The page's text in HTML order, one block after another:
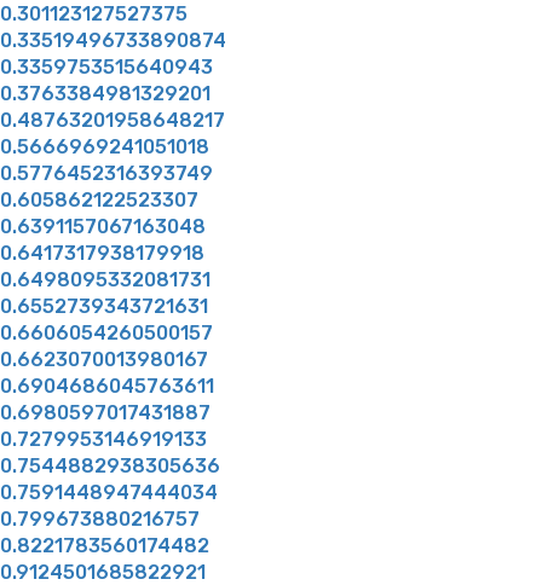
0.301123127527375
0.33519496733890874
0.3359753515640943
0.3763384981329201
0.48763201958648217
0.5666969241051018
0.5776452316393749
0.605862122523307
0.6391157067163048
0.6417317938179918
0.6498095332081731
0.6552739343721631
0.6606054260500157
0.6623070013980167
0.6904686045763611
0.6980597017431887
0.7279953146919133
0.7544882938305636
0.7591448947444034
0.799673880216757
0.8221783560174482
0.9124501685822921